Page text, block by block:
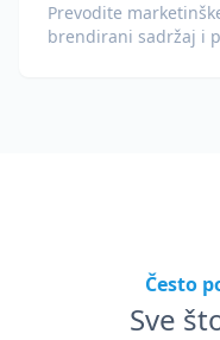
Prevodite
brendirani sadržaj i
Često
Sve